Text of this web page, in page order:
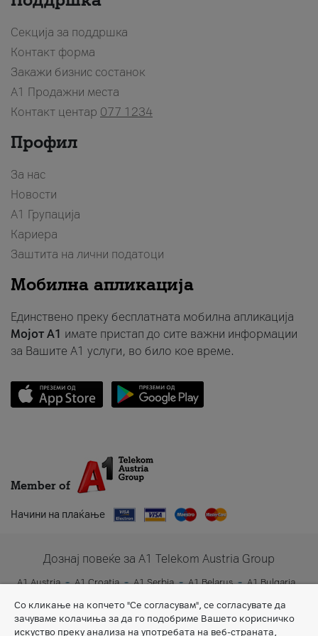
Секција за поддршка
Контакт форма
Закажи бизнис состанок
A1 Продажни места
Контакт центар 077 1234
Профил
За нас
Новости
А1 Групација
Кариера
Заштита на лични податоци
Мобилна апликација
Единствено преку бесплатната мобилна апликација
Мојот A1 имате пристап до сите важни информации
за Вашите A1 услуги, во било кое време.
Member of
Начини на плаќање
Дознај повеќе за A1 Telekom Austria Group
A1 Austria A1 Croatia A1 Serbia A1 Belarus
A1 Bulgaria
Со кликање на копчето "Се согласувам", се согласувате да
зачуваме колачиња за да го подобриме Вашето корисничко
искуство преку анализа на употребата на веб-страната,